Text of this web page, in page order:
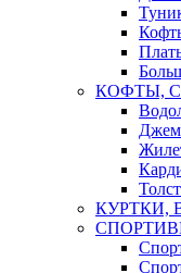
КОФТЫ,
КУРТКИ,